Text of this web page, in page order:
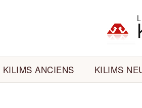
KILIMS ANCIENS KILIMS